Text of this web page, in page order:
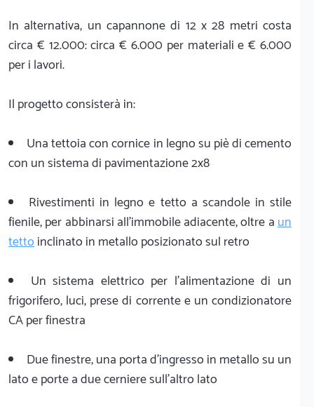
In alternativa, un capannone di 12 x 28 metri costa
circa € 12.000: circa € 6.000 per materiali e € 6.000
per i lavori.
Il progetto consisterà in:
Una tettoia con cornice in legno su piè di cemento
con un sistema di pavimentazione 2x8
Rivestimenti in legno e tetto a scandole in stile
fienile, per abbinarsi all'immobile adiacente, oltre aun
tettoinclinato in metallo posizionato sul retro
Un sistema elettrico per l'alimentazione di un
frigorifero, luci, prese di corrente e un condizionatore
CA per finestra
Due finestre, una porta d'ingresso in metallo su un
lato e porte a due cerniere sull'altro lato